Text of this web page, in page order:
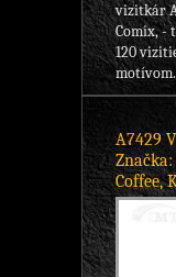
vizitkár
Comix, -
120
A7429
Coffee,